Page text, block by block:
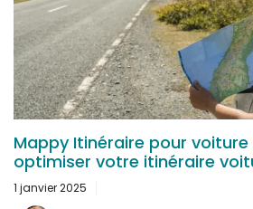
Mappy Itinéraire pour
optimiser votre itinéraire
1 janvier 2025